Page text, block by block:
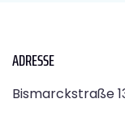
ADRESSE
Bismarckstraße